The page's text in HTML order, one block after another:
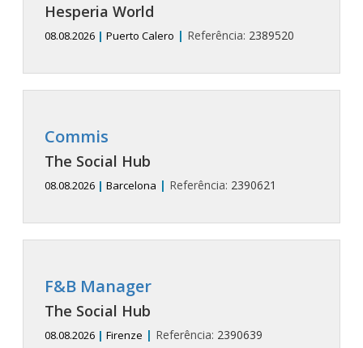
Hesperia World
08.08.2026 | Puerto Calero | Referência: 2389520
Commis
The Social Hub
08.08.2026 | Barcelona | Referência: 2390621
F&B Manager
The Social Hub
08.08.2026 | Firenze | Referência: 2390639